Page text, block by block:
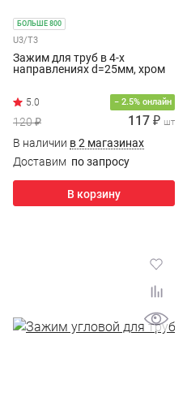
БОЛЬШЕ 800
U3/T3
Зажим для труб в 4-х
направлениях d=25мм, хром
5.0 − 2.5% онлайн
120 ₽ 117 ₽ шт
В наличии в 2 магазинах
Доставим по запросу
В корзину